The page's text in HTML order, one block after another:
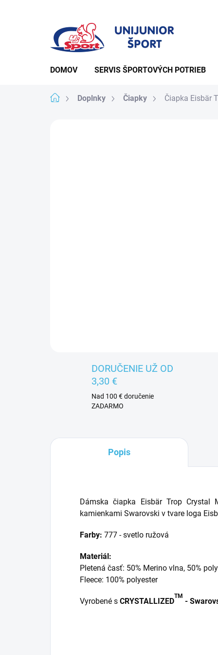
DOMOV SERVIS ŠPORTOVÝCH POTRIEB
DomovDoplnky Čiapky Čiapka Eisbär
DORUČENIE UŽ OD
3,30 €
Nad 100 € doručenie
ZADARMO
Popis
Dámska čiapka Eisbär Trop Crystal
kamienkami Swarovski v tvare loga
Farby: 777 - svetlo ružová
Materiál:
Pletená časť: 50% Merino vlna, 50%
Fleece: 100% polyester
Vyrobené s CRYSTALLIZED
TM
-